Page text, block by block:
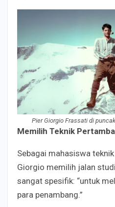
Pier Giorgio Frassati di
Memilih Teknik
Sebagai mahasiswa
Giorgio memilih jalan
sangat spesifik: “untuk
para penambang.”